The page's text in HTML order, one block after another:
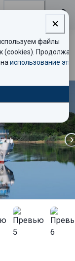
файлы
(cookies). Продолжая
использование